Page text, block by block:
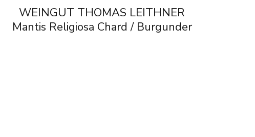
WEINGUT THOMAS LEITHNER
Mantis Religiosa Chard / Burgunder